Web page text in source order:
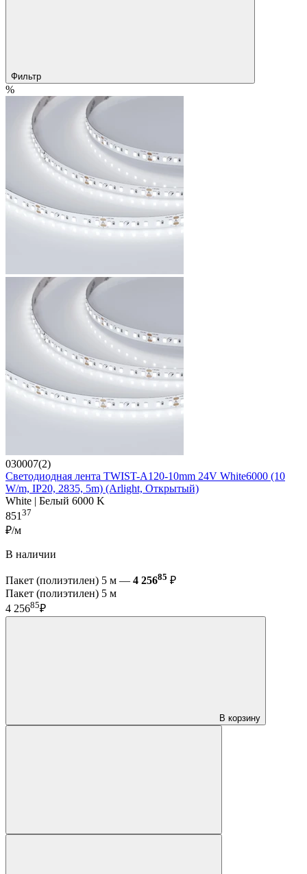
Фильтр
%
030007(2)
Светодиодная лента TWIST-A120-10mm 24V White6000 (10
W/m, IP20, 2835, 5m) (Arlight, Открытый)
White | Белый 6000 K
851 37
₽/м
В наличии
Пакет (полиэтилен) 5 м — 4 25685 ₽
Пакет (полиэтилен) 5 м
4 25685₽
В корзину